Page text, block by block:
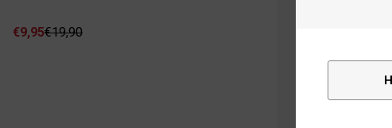
€9,95€19,90